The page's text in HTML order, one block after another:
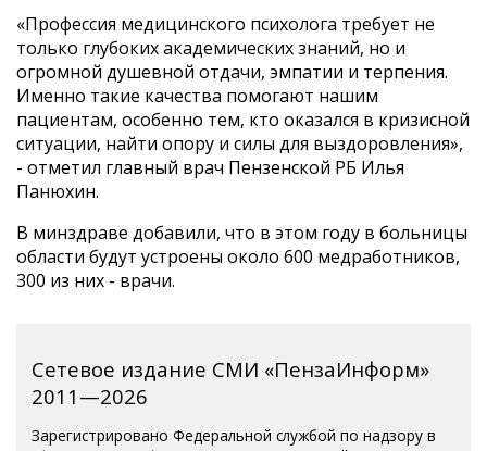
«Профессия медицинского психолога требует не
только глубоких академических знаний, но и
огромной душевной отдачи, эмпатии и терпения.
Именно такие качества помогают нашим
пациентам, особенно тем, кто оказался в кризисной
ситуации, найти опору и силы для выздоровления»,
- отметил главный врач Пензенской РБ Илья
Панюхин.
В минздраве добавили, что в этом году в больницы
области будут устроены около 600 медработников,
300 из них - врачи.
Сетевое издание СМИ «ПензаИнформ»
2011—2026
Зарегистрировано Федеральной службой по надзору в